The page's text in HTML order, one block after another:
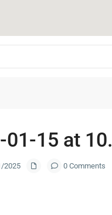
15 at
2025 0 Comments